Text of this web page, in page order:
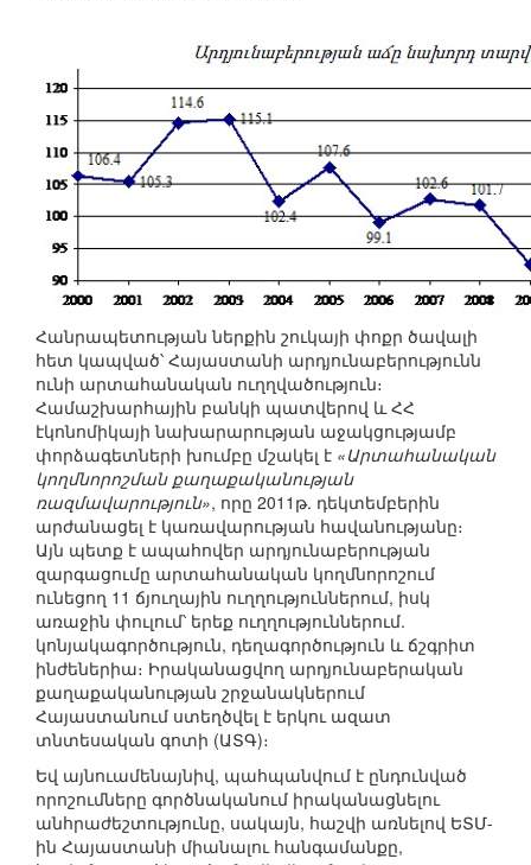
Հանրապետության ներքին շուկայի փոքր ծավալի
հետ կապված՝ Հայաստանի արդյունաբերությունն
ունի արտահանական ուղղվածություն։
Համաշխարհային բանկի պատվերով և ՀՀ
էկոնոմիկայի նախարարության աջակցությամբ
փորձագետների խումբը մշակել է «Արտահանական
կողմնորոշման քաղաքականության
ռազմավարություն», որը 2011թ. դեկտեմբերին
արժանացել է կառավարության հավանությանը։
Այն պետք է ապահովեր արդյունաբերության
զարգացումը արտահանական կողմնորոշում
ունեցող 11 ճյուղային ուղղություններում, իսկ
առաջին փուլում՝ երեք ուղղություններում.
կոնյակագործություն, դեղագործություն և ճշգրիտ
ինժեներիա։ Իրականացվող արդյունաբերական
քաղաքականության շրջանակներում
Հայաստանում ստեղծվել է երկու ազատ
տնտեսական գոտի (ԱՏԳ)։
Եվ այնուամենայնիվ, պահպանվում է ընդունված
որոշումները գործնականում իրականացնելու
անհրաժեշտությունը, սակայն, հաշվի առնելով ԵՏՄ-
ին Հայաստանի միանալու հանգամանքը,